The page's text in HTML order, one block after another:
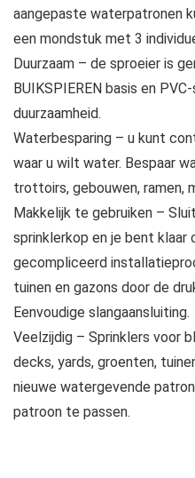
aangepaste waterpatronen
een mondstuk met 3
Duurzaam – de sproeier is
BUIKSPIEREN basis en
duurzaamheid.
Waterbesparing – u kunt
waar u wilt water. Bespaar
trottoirs, gebouwen, ramen,
Makkelijk te gebruiken –
sprinklerkop en je bent klaar
gecompliceerd
tuinen en gazons door de
Eenvoudige slangaansluiting.
Veelzijdig – Sprinklers voor
decks, yards, groenten,
nieuwe watergevende
patroon te passen.